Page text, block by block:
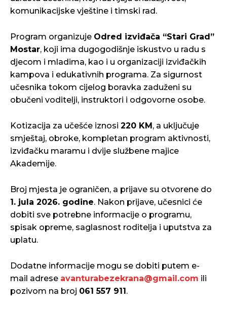
komunikacijske vještine i timski rad.
Program organizuje Odred izviđača “Stari Grad”
Mostar, koji ima dugogodišnje iskustvo u radu s
djecom i mladima, kao i u organizaciji izviđačkih
kampova i edukativnih programa. Za sigurnost
učesnika tokom cijelog boravka zaduženi su
obučeni voditelji, instruktori i odgovorne osobe.
Kotizacija za učešće iznosi 220 KM , a uključuje
smještaj, obroke, kompletan program aktivnosti,
izviđačku maramu i dvije službene majice
Akademije.
Broj mjesta je ograničen, a prijave su otvorene do
1. jula 2026. godine. Nakon prijave, učesnici će
dobiti sve potrebne informacije o programu,
spisak opreme, saglasnost roditelja i uputstva za
uplatu.
Dodatne informacije mogu se dobiti putem e-
mail adrese avanturabezekrana@gmail.com ili
pozivom na broj 061 557 911 .